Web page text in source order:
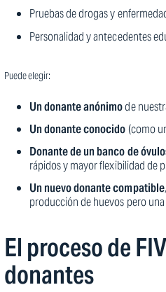
Pruebas de drogas y
Personalidad y antecedentes
Puede elegir:
Un donante anónimode
Un donante conocido (como
Donante de un banco de
rápidos y mayor flexibilidad de
Un nuevo donante compatible
producción de huevos pero
El proceso de
donantes